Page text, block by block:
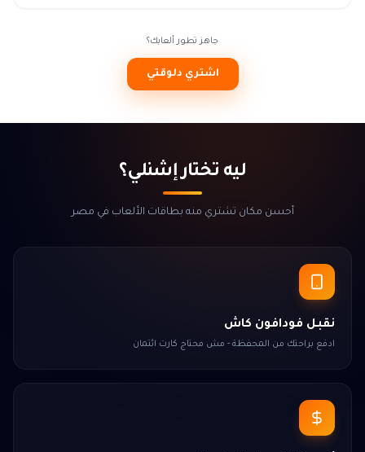
جاهز تطور ألعابك؟
اشتري دلوقتي
ليه تختار إشنلي؟
أحسن مكان تشتري منه بطاقات الألعاب في مصر
نقبل فودافون كاش
ادفع براحتك من المحفظة - مش محتاج كارت ائتمان